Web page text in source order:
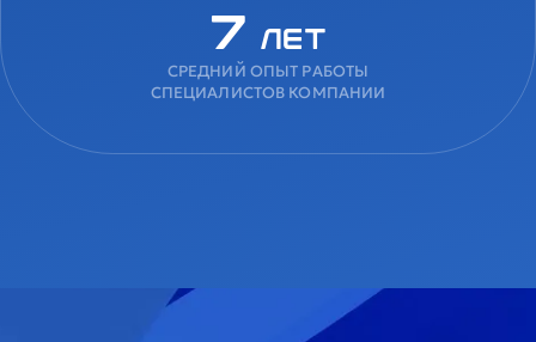
7 лет
СРЕДНИЙ ОПЫТ РАБОТЫ
СПЕЦИАЛИСТОВ КОМПАНИИ